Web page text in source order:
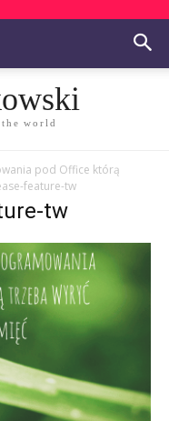
world
pod Office którą
feature-tw
tw